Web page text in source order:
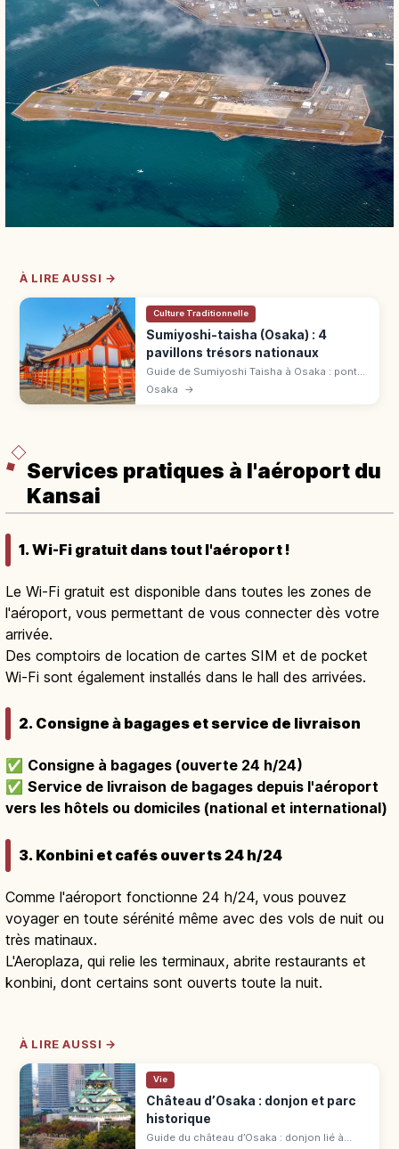
À LIRE AUSSI →
Culture Traditionnelle
Sumiyoshi-taisha (Osaka) : 4
pavillons trésors nationaux
Guide de Sumiyoshi Taisha à Osaka : pont
Taiko, quatre pavillons Trésors nationaux et
Osaka →
Services pratiques à l'aéroport du
Kansai
1. Wi-Fi gratuit dans tout l'aéroport !
Le Wi-Fi gratuit est disponible dans toutes les zones de
l'aéroport, vous permettant de vous connecter dès votre
arrivée.
Des comptoirs de location de cartes SIM et de pocket
Wi-Fi sont également installés dans le hall des arrivées.
2. Consigne à bagages et service de livraison
✅ Consigne à bagages (ouverte 24 h/24)
✅ Service de livraison de bagages depuis l'aéroport
vers les hôtels ou domiciles (national et international)
3. Konbini et cafés ouverts 24 h/24
Comme l'aéroport fonctionne 24 h/24, vous pouvez
voyager en toute sérénité même avec des vols de nuit ou
très matinaux.
L'Aeroplaza, qui relie les terminaux, abrite restaurants et
konbini, dont certains sont ouverts toute la nuit.
À LIRE AUSSI →
Vie
Château d’Osaka : donjon et parc
historique
Guide du château d’Osaka : donjon lié à